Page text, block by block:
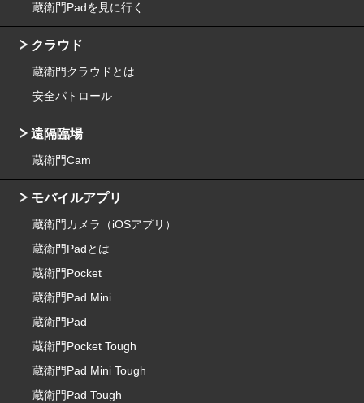
蔵衛門Padを見に行く
クラウド
蔵衛門クラウドとは
安全パトロール
遠隔臨場
蔵衛門Cam
モバイルアプリ
蔵衛門カメラ（iOSアプリ）
蔵衛門Padとは
蔵衛門Pocket
蔵衛門Pad Mini
蔵衛門Pad
蔵衛門Pocket Tough
蔵衛門Pad Mini Tough
蔵衛門Pad Tough